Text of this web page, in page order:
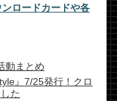
ロードカードや各
動まとめ
』7/25発行！クロ
た